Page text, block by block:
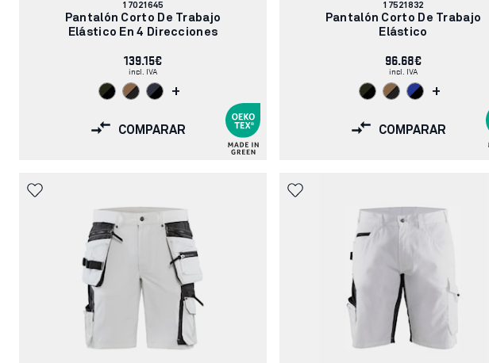
Número
de
artículo:
17021645
Pantalón Corto De Trabajo
Elástico En 4 Direcciones
139.15€
incl. IVA
+
COMPARAR
Número
de
artículo:
17521832
Pantalón Corto De Trabajo
Elástico
96.68€
incl. IVA
+
COMPARAR